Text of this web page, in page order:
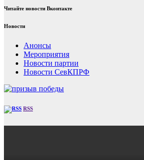
Читайте новости Вконтакте
Новости
Анонсы
Мероприятия
Новости партии
Новости СевКПРФ
RSS